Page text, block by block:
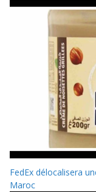
FedEx délocalisera
Maroc